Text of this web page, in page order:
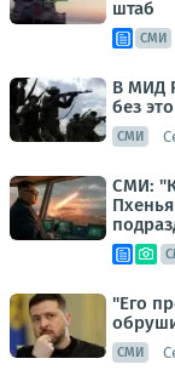
штаб
СМИ
В МИД
без
СМИ
СМИ:
"Его
СМИ